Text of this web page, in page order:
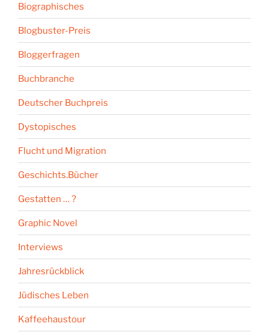
Biographisches
Blogbuster-Preis
Bloggerfragen
Buchbranche
Deutscher Buchpreis
Dystopisches
Flucht und Migration
Geschichts.Bücher
Gestatten … ?
Graphic Novel
Interviews
Jahresrückblick
Jüdisches Leben
Kaffeehaustour